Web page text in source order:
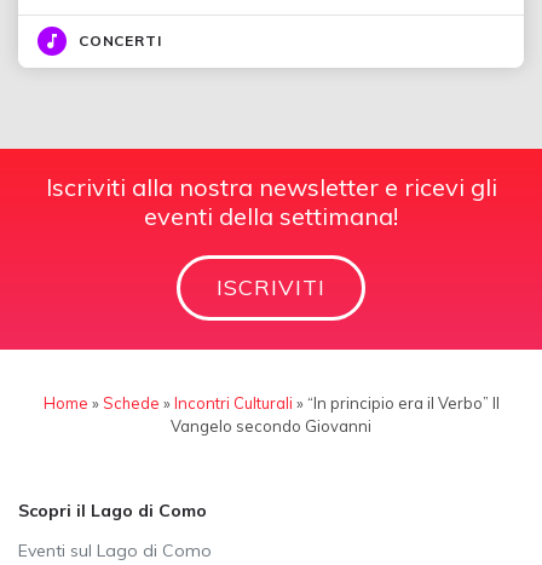
CONCERTI
Iscriviti alla nostra newsletter e ricevi gli
eventi della settimana!
ISCRIVITI
Home »Schede »Incontri Culturali » “In principio era il Verbo” Il
Vangelo secondo Giovanni
Scopri il Lago di Como
Eventi sul Lago di Como